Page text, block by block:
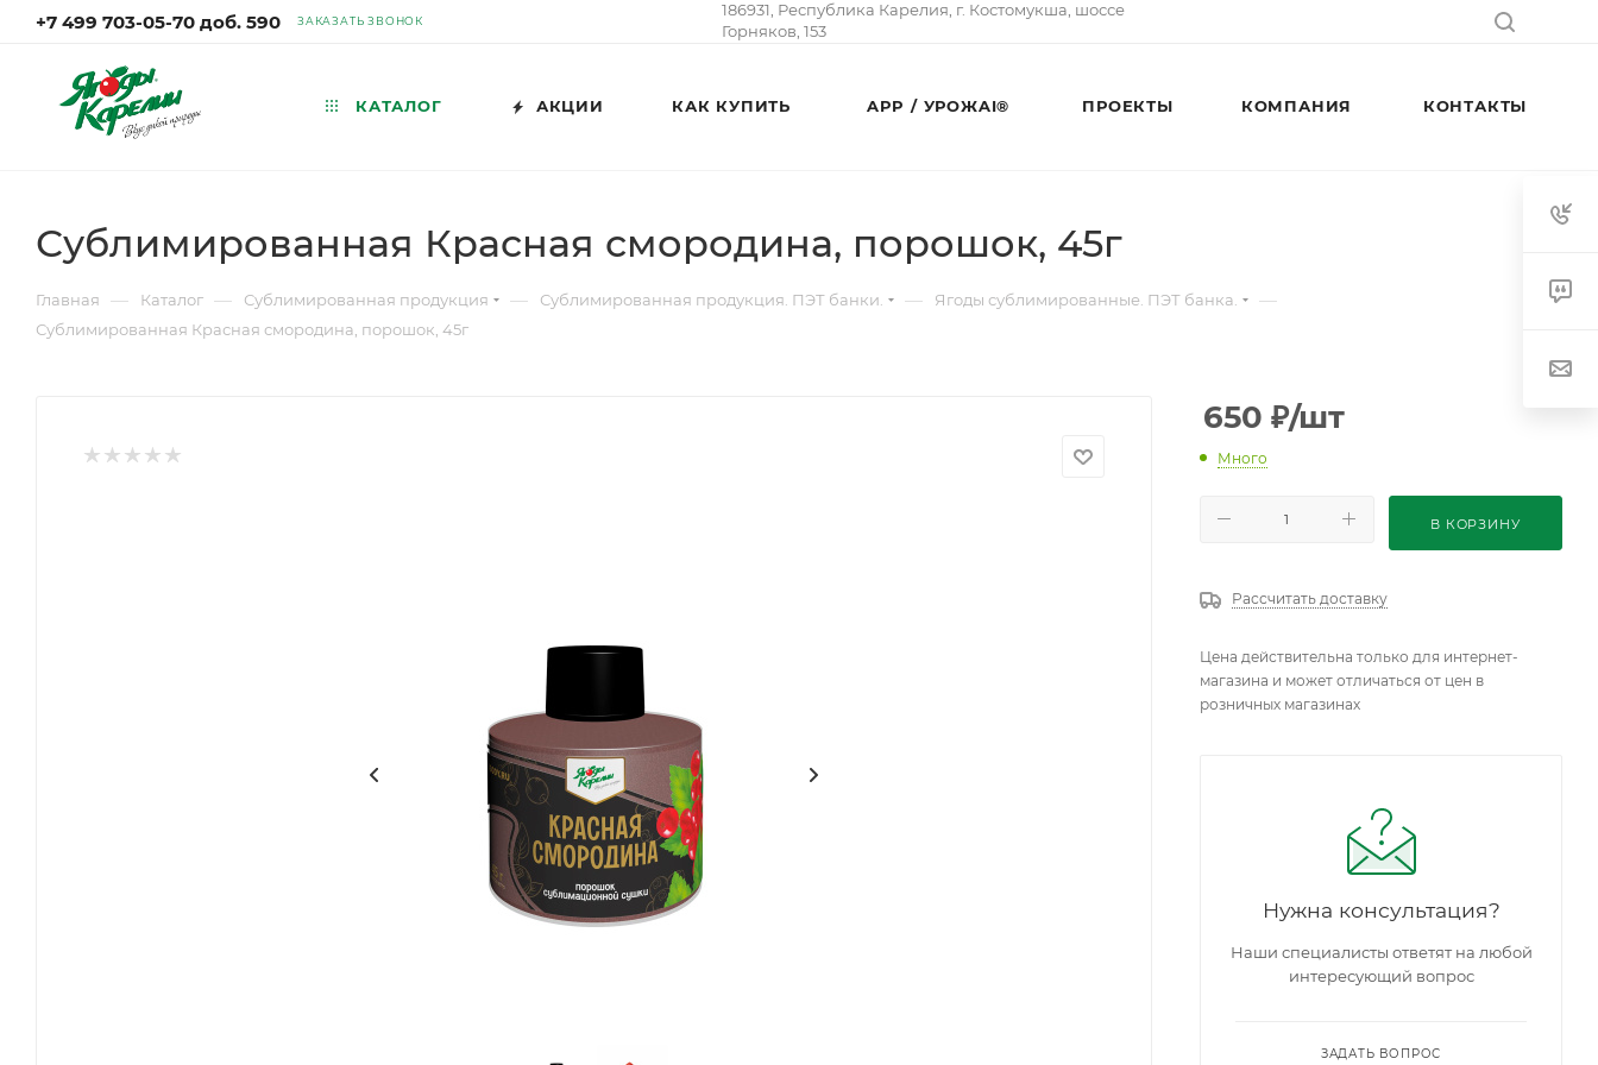
+7 499 703-05-70 доб. 590 ЗАКАЗАТЬ ЗВОНОК
186931, Республика Карелия, г. Костомукша, шоссе
Горняков, 153
КАТАЛОГ АКЦИИ КАК КУПИТЬ APP / УРОЖAI® ПРОЕКТЫ КОМПАНИЯ КОНТАКТЫ
Сублимированная Красная смородина, порошок, 45г
Главная — Каталог — Сублимированная продукция — Сублимированная продукция. ПЭТ банки. — Ягоды сублимированные. ПЭТ банка. —
Сублимированная Красная смородина, порошок, 45г
650 ₽/шт
Много
В КОРЗИНУ
Рассчитать доставку
Цена действительна только для интернет-
магазина и может отличаться от цен в
розничных магазинах
Нужна консультация?
Наши специалисты ответят на любой
интересующий вопрос
ЗАДАТЬ ВОПРОС